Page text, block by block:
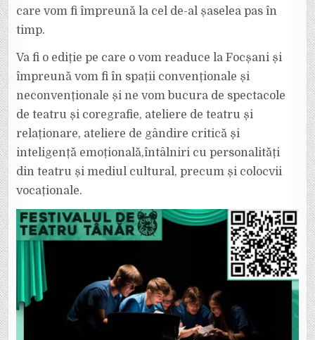
“ORA
DE
care vom fi împreună la cel de-al șaselea pas în
timp.
Va fi o ediție pe care o vom readuce la Focșani și
împreună vom fi în spații convenționale și
neconvenționale și ne vom bucura de spectacole
de teatru și coregrafie, ateliere de teatru și
relaționare, ateliere de gândire critică și
inteligență emoțională,întâlniri cu personalități
din teatru și mediul cultural, precum și colocvii
vocaționale.